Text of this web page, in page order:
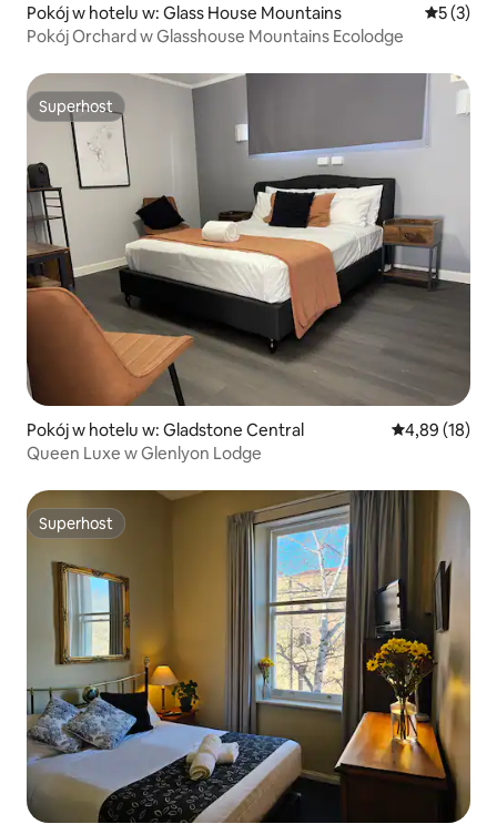
Pokój w hotelu w: Glass House Mountains Średnia
5 (3)
Pokój Orchard w Glasshouse Mountains Ecolodge
Superhost
Superhost
Pokój w hotelu w: Gladstone Central Średnia
4,89 (18)
Queen Luxe w Glenlyon Lodge
Superhost
Superhost